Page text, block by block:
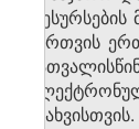
მართვის
ასახვისთვის.